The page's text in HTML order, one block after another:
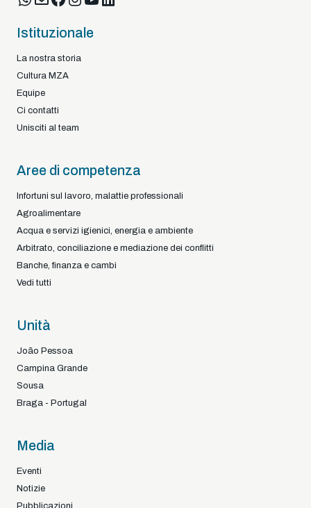
Istituzionale
La nostra storia
Cultura MZA
Equipe
Ci contatti
Unisciti al team
Aree di competenza
Infortuni sul lavoro, malattie professionali
Agroalimentare
Acqua e servizi igienici, energia e ambiente
Arbitrato, conciliazione e mediazione dei conflitti
Banche, finanza e cambi
Vedi tutti
Unità
João Pessoa
Campina Grande
Sousa
Braga - Portugal
Media
Eventi
Notizie
Pubblicazioni